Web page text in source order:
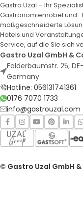
Gastro Uzal – Ihr
Gastronomiemöbel und -
maßgeschneiderte
Hotels und
Service, auf die Sie sich
Gastro Uzal GmbH &
Falderbaumstr. 25,
Germany
Hotline: 056131741361
0176 7070 1733
info@gastrouzal.com
© Gastro Uzal GmbH &